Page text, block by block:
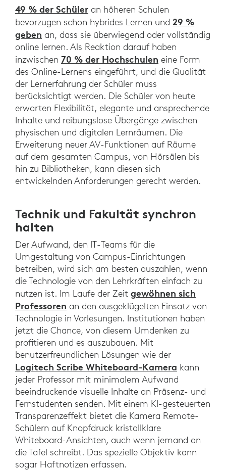
49 % der Schüler an höheren Schulen
bevorzugen schon hybrides Lernen und 29 %
geben an, dass sie überwiegend oder vollständig
online lernen. Als Reaktion darauf haben
inzwischen 70 % der Hochschulen eine Form
des Online-Lernens eingeführt, und die Qualität
der Lernerfahrung der Schüler muss
berücksichtigt werden. Die Schüler von heute
erwarten Flexibilität, elegante und ansprechende
Inhalte und reibungslose Übergänge zwischen
physischen und digitalen Lernräumen. Die
Erweiterung neuer AV-Funktionen auf Räume
auf dem gesamten Campus, von Hörsälen bis
hin zu Bibliotheken, kann diesen sich
entwickelnden Anforderungen gerecht werden.
Technik und Fakultät synchron
halten
Der Aufwand, den IT-Teams für die
Umgestaltung von Campus-Einrichtungen
betreiben, wird sich am besten auszahlen, wenn
die Technologie von den Lehrkräften einfach zu
nutzen ist. Im Laufe der Zeit gewöhnen sich
Professoren an den ausgeklügelten Einsatz von
Technologie in Vorlesungen. Institutionen haben
jetzt die Chance, von diesem Umdenken zu
profitieren und es auszubauen. Mit
benutzerfreundlichen Lösungen wie der
Logitech Scribe Whiteboard-Kamera kann
jeder Professor mit minimalem Aufwand
beeindruckende visuelle Inhalte an Präsenz- und
Fernstudenten senden. Mit einem KI-gesteuerten
Transparenzeffekt bietet die Kamera Remote-
Schülern auf Knopfdruck kristallklare
Whiteboard-Ansichten, auch wenn jemand an
die Tafel schreibt. Das spezielle Objektiv kann
sogar Haftnotizen erfassen.